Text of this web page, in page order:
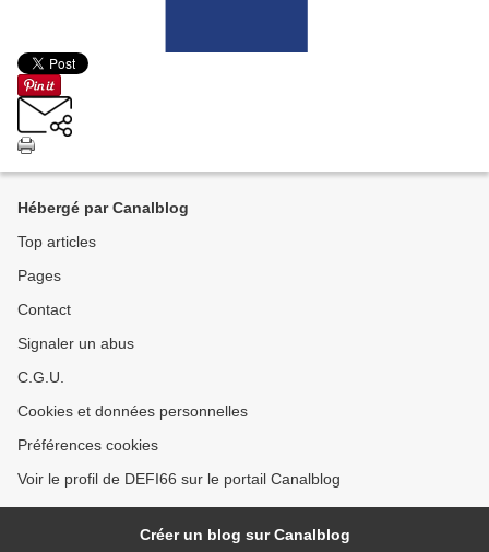
Hébergé par Canalblog
Top articles
Pages
Contact
Signaler un abus
C.G.U.
Cookies et données personnelles
Préférences cookies
Voir le profil de DEFI66 sur le portail Canalblog
Créer un blog sur Canalblog